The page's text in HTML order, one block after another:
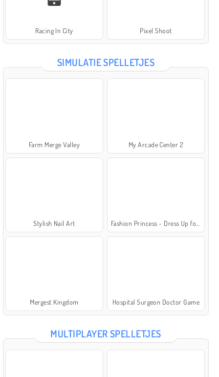
Racing In City Pixel Shoot
SIMULATIE SPELLETJES
Farm Merge Valley My Arcade Center 2
Stylish Nail Art
Mergest Kingdom Hospital Surgeon Doctor Game
MULTIPLAYER SPELLETJES